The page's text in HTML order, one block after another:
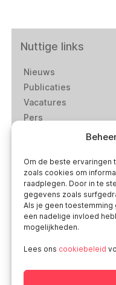
Om de beste ervaringen
zoals cookies om
raadplegen. Door in te
gegevens zoals
Als je geen
een nadelige invloed
mogelijkheden.
Lees ons cookiebeleid
Nuttige links
Nieuws
Publicaties
Vacatures
Pers
Privacybeleid van
Wettelijke
‘Klokkenluiderswet’:
Sociale media